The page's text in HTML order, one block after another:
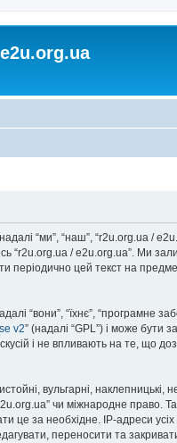
“ми”, “наш”, “r2u.org.ua /
“r2u.org.ua / e2u.org.ua”. Ми
періодично цей текст на
“вони”, “їхнє”, “програмне
v2” (надалі “GPL”) і може бути
і не впливають на те, що
вульгарні, наклепницькі,
чи міжнародне право.
за необхідне. IP-адреси
переносити та